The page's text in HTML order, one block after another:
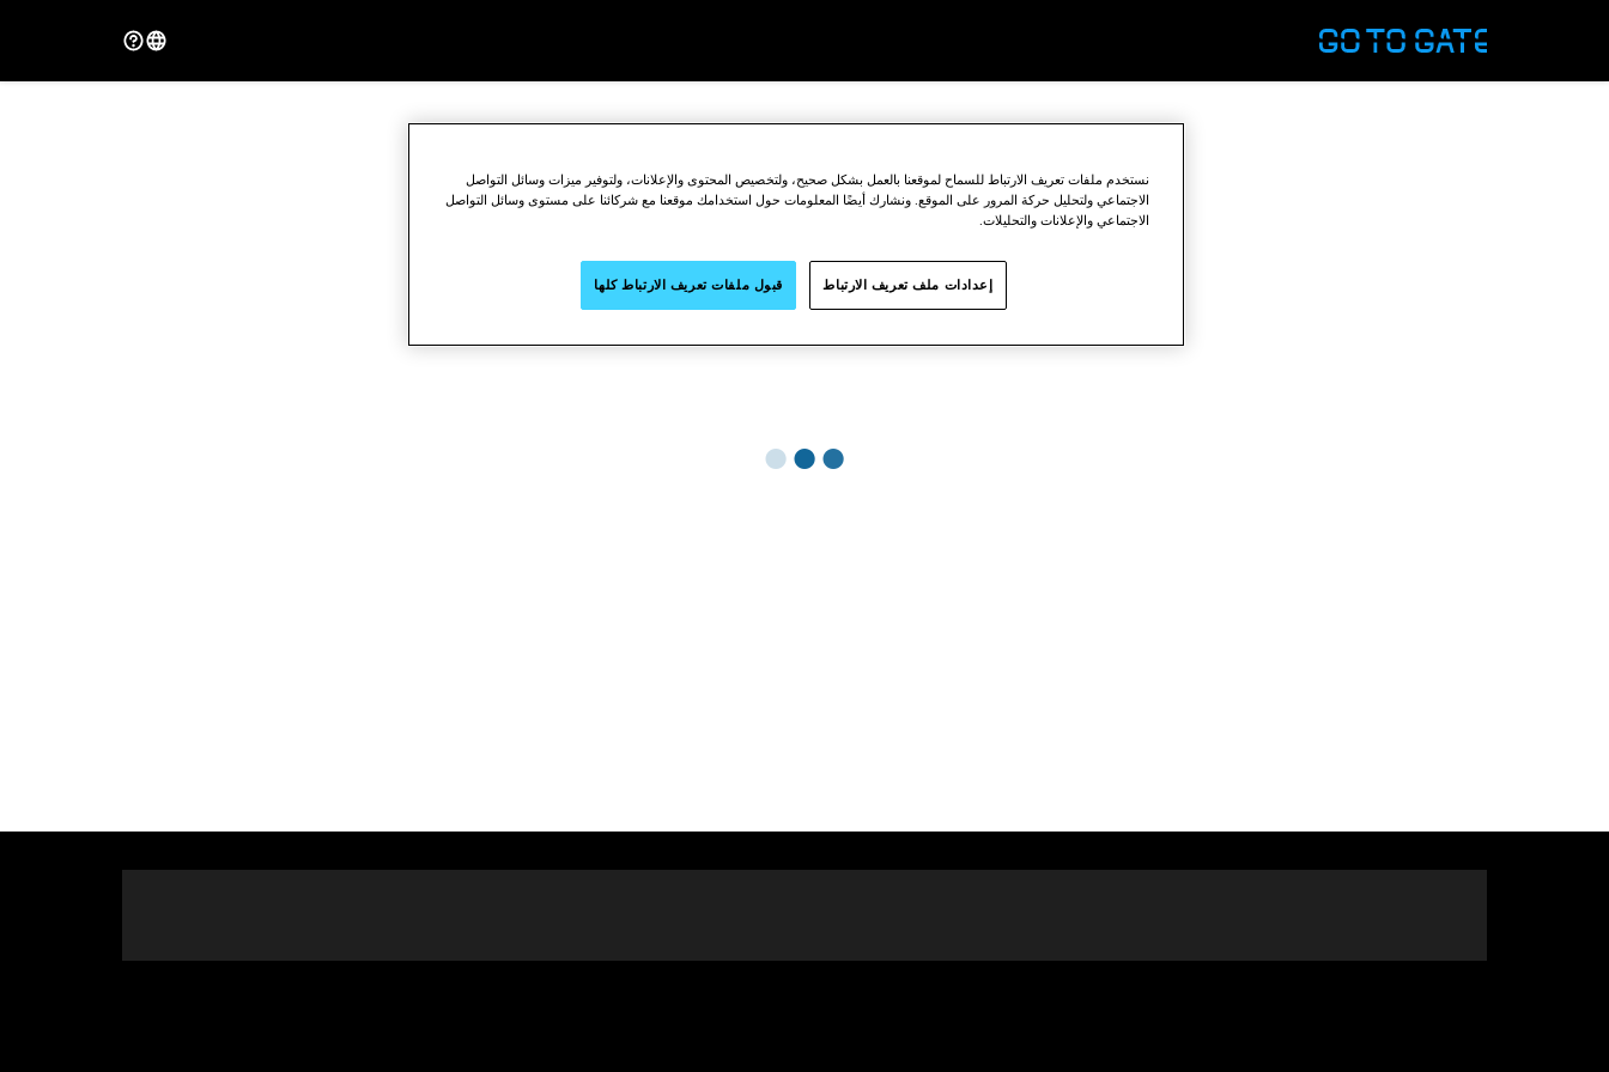
●
●
●
نستخدم ملفات تعريف الارتباط للسماح لموقعنا بالعمل بشكل صحيح، ولتخصيص المحتوى والإعلانات، ولتوفير ميزات وسائل التواصل
الاجتماعي ولتحليل حركة المرور على الموقع. ونشارك أيضًا المعلومات حول استخدامك موقعنا مع شركائنا على مستوى وسائل التواصل
الاجتماعي والإعلانات والتحليلات.
قبول ملفات تعريف الارتباط كلها إعدادات ملف تعريف الارتباط